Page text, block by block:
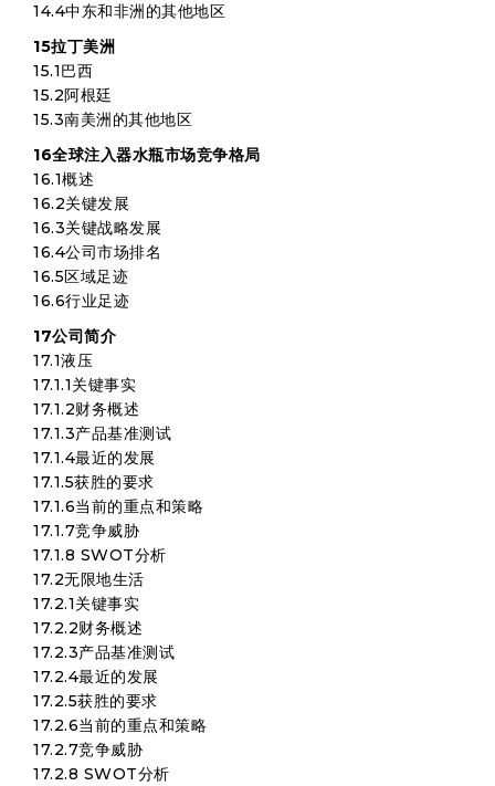
14.4中东和非洲的其他地区
15拉丁美洲
15.1巴西
15.2阿根廷
15.3南美洲的其他地区
16全球注入器水瓶市场竞争格局
16.1概述
16.2关键发展
16.3关键战略发展
16.4公司市场排名
16.5区域足迹
16.6行业足迹
17公司简介
17.1液压
17.1.1关键事实
17.1.2财务概述
17.1.3产品基准测试
17.1.4最近的发展
17.1.5获胜的要求
17.1.6当前的重点和策略
17.1.7竞争威胁
17.1.8 SWOT分析
17.2无限地生活
17.2.1关键事实
17.2.2财务概述
17.2.3产品基准测试
17.2.4最近的发展
17.2.5获胜的要求
17.2.6当前的重点和策略
17.2.7竞争威胁
17.2.8 SWOT分析